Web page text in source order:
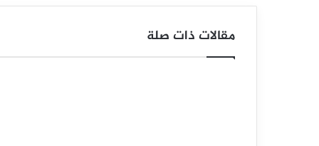
س
ا
ل
مقالات ذات صلة